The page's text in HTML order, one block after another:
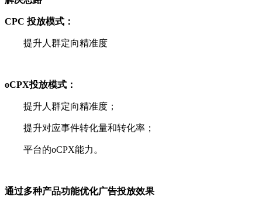
CPC 投放模式：
提升人群定向精准度
oCPX投放模式：
提升人群定向精准度；
提升对应事件转化量和转化率；
平台的oCPX能力。
通过多种产品功能优化广告投放效果